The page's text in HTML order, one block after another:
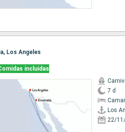
Los Angeles
incluidas
7 d
Los
22/